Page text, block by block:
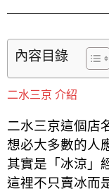
內容目錄
二水三京 介紹
二水三京這個店
想必大多數的人
其實是「冰涼」
這裡不只賣冰而